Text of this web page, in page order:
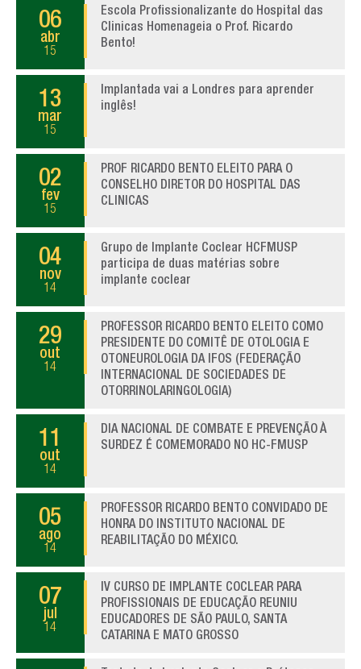
06
abr
15
Escola Profissionalizante do Hospital das
Clinicas Homenageia o Prof. Ricardo
Bento!
13
mar
15
Implantada vai a Londres para aprender
inglês!
02
fev
15
PROF RICARDO BENTO ELEITO PARA O
CONSELHO DIRETOR DO HOSPITAL DAS
CLINICAS
04
nov
14
Grupo de Implante Coclear HCFMUSP
participa de duas matérias sobre
implante coclear
29
out
14
PROFESSOR RICARDO BENTO ELEITO COMO
PRESIDENTE DO COMITÊ DE OTOLOGIA E
OTONEUROLOGIA DA IFOS (FEDERAÇÃO
INTERNACIONAL DE SOCIEDADES DE
OTORRINOLARINGOLOGIA)
11
out
14
DIA NACIONAL DE COMBATE E PREVENÇÃO À
SURDEZ É COMEMORADO NO HC-FMUSP
05
ago
14
PROFESSOR RICARDO BENTO CONVIDADO DE
HONRA DO INSTITUTO NACIONAL DE
REABILITAÇÃO DO MÉXICO.
07
jul
14
IV CURSO DE IMPLANTE COCLEAR PARA
PROFISSIONAIS DE EDUCAÇÃO REUNIU
EDUCADORES DE SÃO PAULO, SANTA
CATARINA E MATO GROSSO